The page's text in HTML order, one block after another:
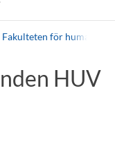
Fakulteten för
HUV